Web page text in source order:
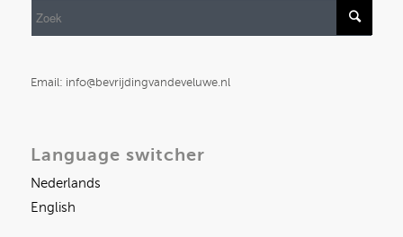
Email: info@bevrijdingvandeveluwe.nl
Language switcher
Nederlands
English